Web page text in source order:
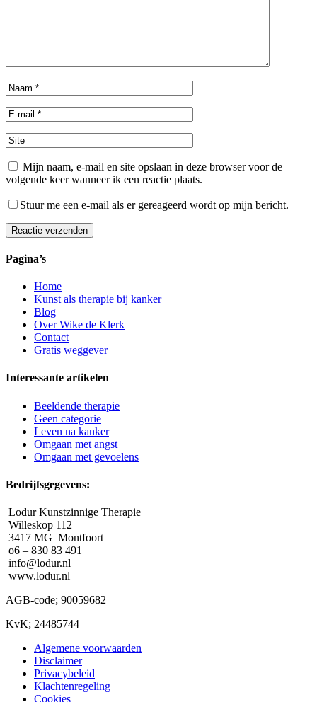
Mijn naam, e-mail en site opslaan in deze browser voor de
volgende keer wanneer ik een reactie plaats.
Stuur me een e-mail als er gereageerd wordt op mijn bericht.
Reactie verzenden
Pagina’s
Home
Kunst als therapie bij kanker
Blog
Over Wike de Klerk
Contact
Gratis weggever
Interessante artikelen
Beeldende therapie
Geen categorie
Leven na kanker
Omgaan met angst
Omgaan met gevoelens
Bedrijfsgegevens:
Lodur Kunstzinnige Therapie
Willeskop 112
3417 MG Montfoort
o6 – 830 83 491
info@lodur.nl
www.lodur.nl
AGB-code; 90059682
KvK; 24485744
Algemene voorwaarden
Disclaimer
Privacybeleid
Klachtenregeling
Cookies